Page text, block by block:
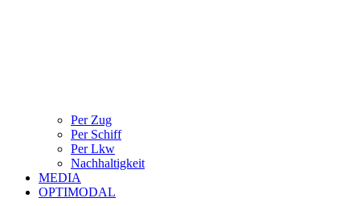
Per Zug
Per Schiff
Per Lkw
Nachhaltigkeit
MEDIA
OPTIMODAL